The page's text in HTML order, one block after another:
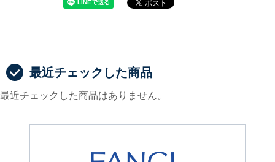
最近チェックした商品
最近チェックした商品はありません。